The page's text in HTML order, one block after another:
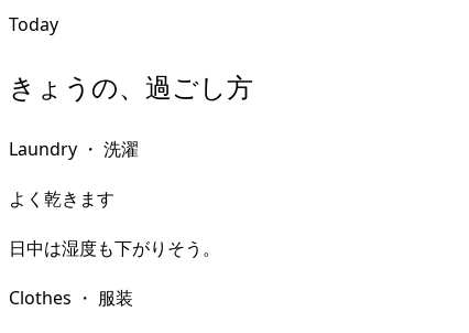
Today
きょうの、過ごし方
Laundry ・ 洗濯
よく乾きます
日中は湿度も下がりそう。
Clothes ・ 服装